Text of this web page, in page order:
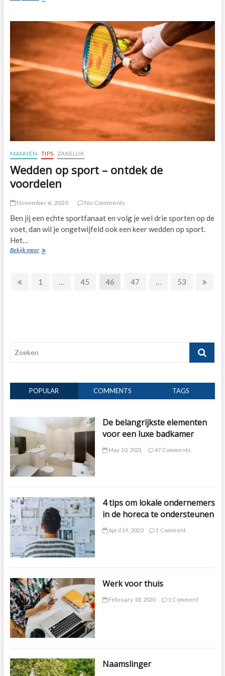
MANNEN TIPS ZAKELIJK
Wedden op sport – ontdek de
voordelen
November 6, 2020 No Comments
Ben jij een echte sportfanaat en volg je wel drie sporten op de
voet, dan wil je ongetwijfeld ook een keer wedden op sport.
Het…
Bekijk meerWedden
ontdek
Posts
Previous
Page
1 … Page
45 Page
46 Page
47 … Page
53
Zoeken
POPULAR COMMENTS TAGS
De belangrijkste elementen
voor een luxe badkamer
May 10, 2021 47 Comments
4 tips om lokale ondernemers
in de horeca te ondersteunen
April 19, 2020 1 Comment
Werk voor thuis
February 18, 2020 1 Comment
Naamslinger